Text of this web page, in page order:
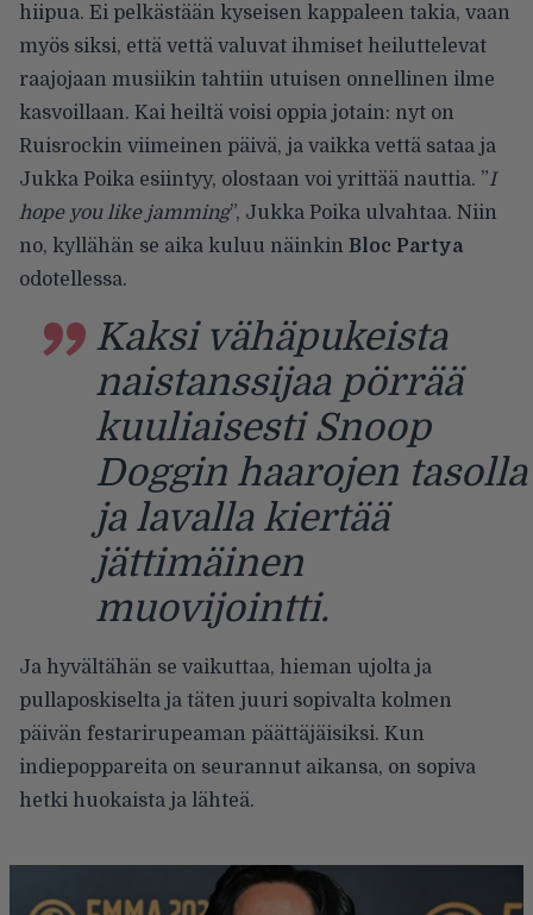
hiipua. Ei pelkästään kyseisen kappaleen takia, vaan
myös siksi, että vettä valuvat ihmiset heiluttelevat
raajojaan musiikin tahtiin utuisen onnellinen ilme
kasvoillaan. Kai heiltä voisi oppia jotain: nyt on
Ruisrockin viimeinen päivä, ja vaikka vettä sataa ja
Jukka Poika esiintyy, olostaan voi yrittää nauttia. ”I
hope you like jamming”, Jukka Poika ulvahtaa. Niin
no, kyllähän se aika kuluu näinkin Bloc Partya
odotellessa.
Kaksi vähäpukeista
naistanssijaa pörrää
kuuliaisesti Snoop
Doggin haarojen tasolla
ja lavalla kiertää
jättimäinen
muovijointti.
Ja hyvältähän se vaikuttaa, hieman ujolta ja
pullaposkiselta ja täten juuri sopivalta kolmen
päivän festarirupeaman päättäjäisiksi. Kun
indiepoppareita on seurannut aikansa, on sopiva
hetki huokaista ja lähteä.